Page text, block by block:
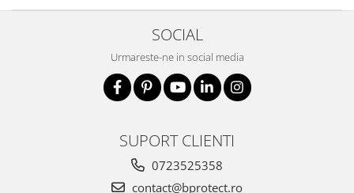
SOCIAL
Urmareste-ne in social media
SUPORT CLIENTI
0723525358
contact@bprotect.ro